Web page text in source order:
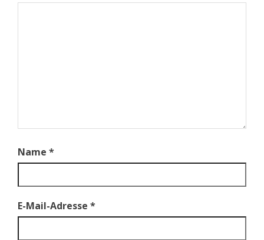
Name *
E-Mail-Adresse *